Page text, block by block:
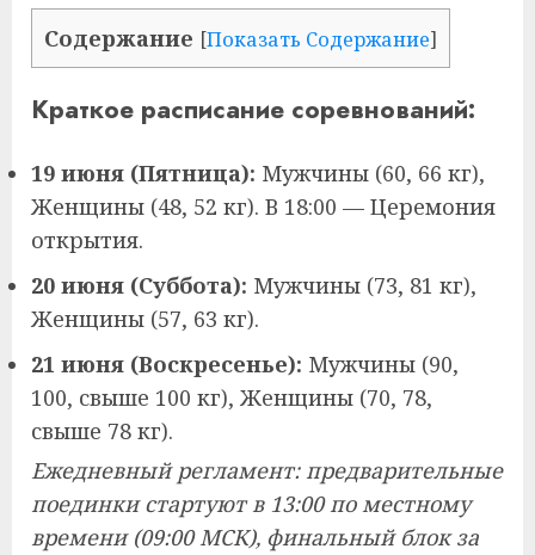
Содержание [Показать Содержание]
Краткое расписание соревнований:
19 июня (Пятница): Мужчины (60, 66 кг),
Женщины (48, 52 кг). В 18:00 — Церемония
открытия.
20 июня (Суббота): Мужчины (73, 81 кг),
Женщины (57, 63 кг).
21 июня (Воскресенье): Мужчины (90,
100, свыше 100 кг), Женщины (70, 78,
свыше 78 кг).
Ежедневный регламент: предварительные
поединки стартуют в 13:00 по местному
времени (09:00 МСК), финальный блок за